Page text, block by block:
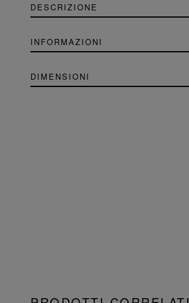
DESCRIZIONE
INFORMAZIONI
DIMENSIONI